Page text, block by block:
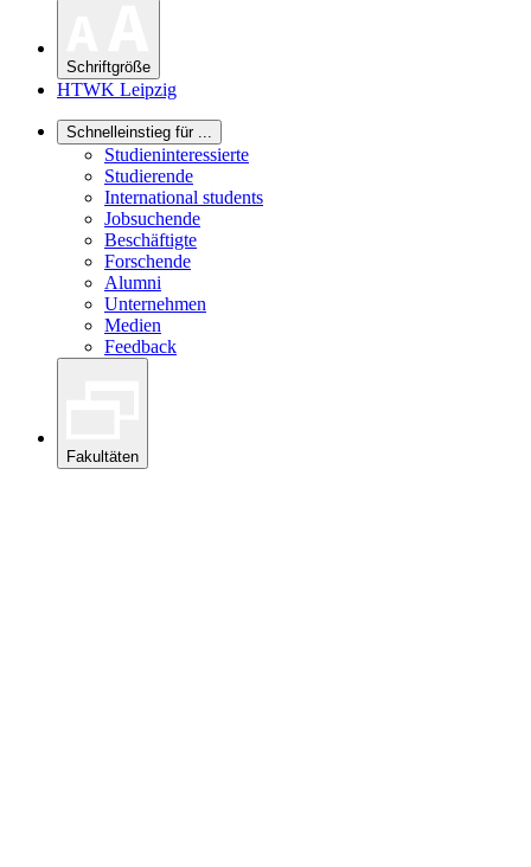
Schriftgröße
HTWK Leipzig
Schnelleinstieg für ...
Studieninteressierte
Studierende
International students
Jobsuchende
Beschäftigte
Forschende
Alumni
Unternehmen
Medien
Feedback
Fakultäten